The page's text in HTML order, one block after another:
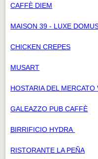
CAFFÈ DIEM
MAISON 39 - LUXE
CHICKEN CREPES
MUSART
HOSTARIA DEL MERCATO
GALEAZZO PUB CAFFÈ
BIRRIFICIO HYDRA
RISTORANTE LA PEÑA